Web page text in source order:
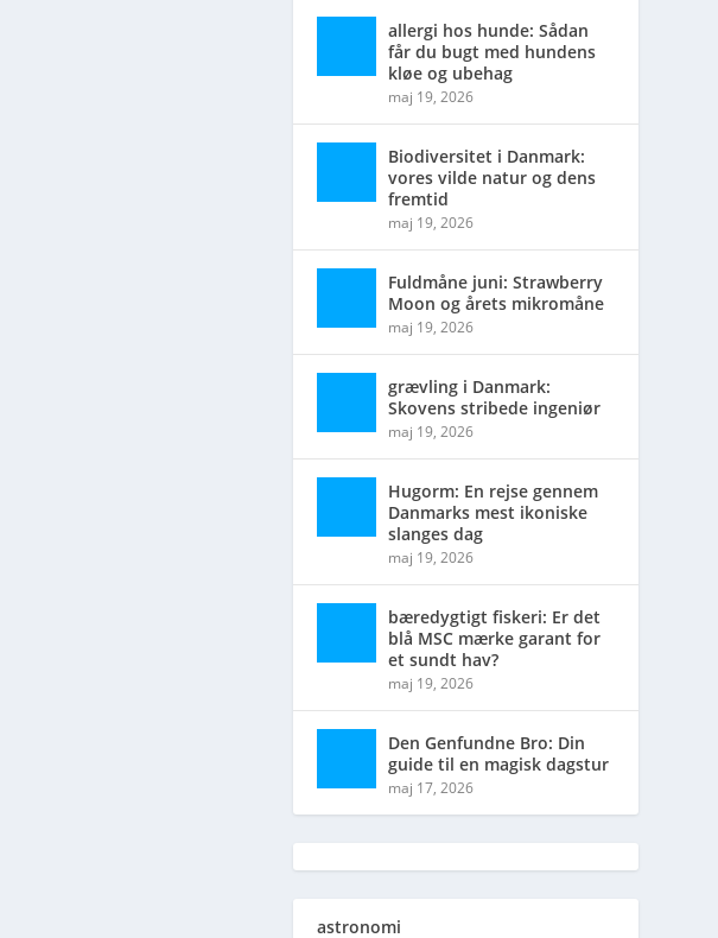
allergi hos hunde: Sådan
får du bugt med hundens
kløe og ubehag
maj 19, 2026
Biodiversitet i Danmark:
vores vilde natur og dens
fremtid
maj 19, 2026
Fuldmåne juni: Strawberry
Moon og årets mikromåne
maj 19, 2026
grævling i Danmark:
Skovens stribede ingeniør
maj 19, 2026
Hugorm: En rejse gennem
Danmarks mest ikoniske
slanges dag
maj 19, 2026
bæredygtigt fiskeri: Er det
blå MSC mærke garant for
et sundt hav?
maj 19, 2026
Den Genfundne Bro: Din
guide til en magisk dagstur
maj 17, 2026
astronomi